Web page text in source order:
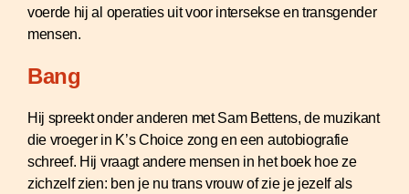
voerde hij al operaties uit voor intersekse en transgender
mensen.
Bang
Hij spreekt onder anderen met Sam Bettens, de muzikant
die vroeger in K’s Choice zong en een autobiografie
schreef. Hij vraagt andere mensen in het boek hoe ze
zichzelf zien: ben je nu trans vrouw of zie je jezelf als